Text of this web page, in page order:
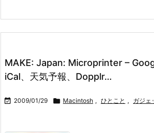
MAKE: Japan: Microprinter –
iCal、天気予報、Dopplr…
 2009/01/29  Macintosh , ひとこと , ガジェ